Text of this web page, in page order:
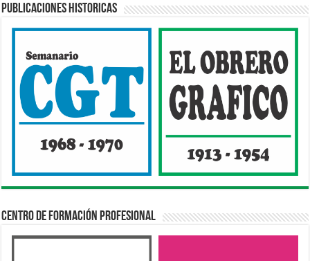
Publicaciones Historicas
Centro de Formación Profesional